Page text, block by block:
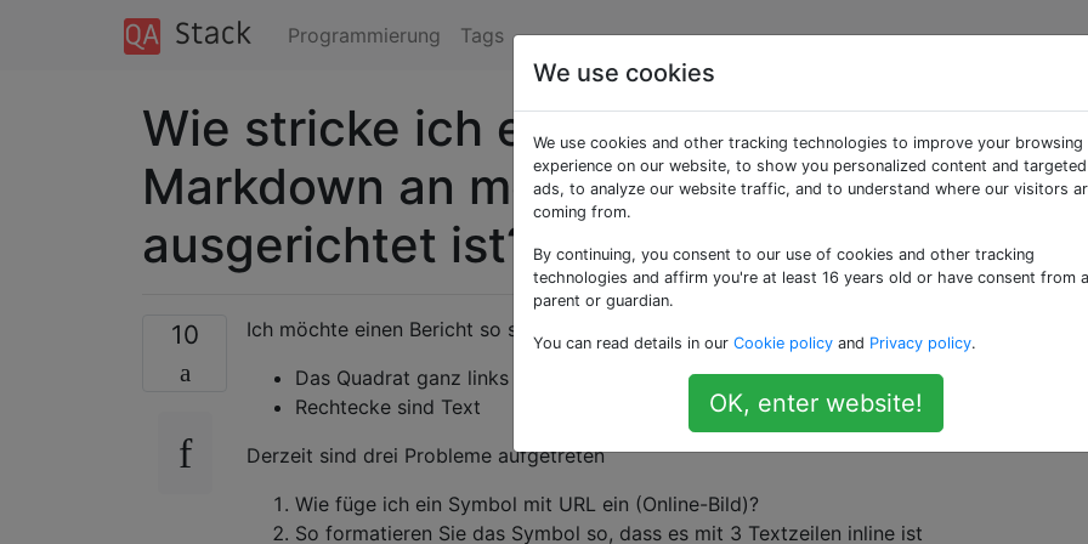
Programmierung Tags
Wie stricke ich ein Inline-Bild, das mit r-
Markdown an mehreren Textzeilen
ausgerichtet ist?
10
Ich möchte einen Bericht so stricken, dass der Header dem Bild unten ähnlich ist.
Das Quadrat ganz links ist ein Symbol
Rechtecke sind Text
Derzeit sind drei Probleme aufgetreten
Wie füge ich ein Symbol mit URL ein (Online-Bild)?
So formatieren Sie das Symbol so, dass es mit 3 Textzeilen inline ist
We use cookies
We use cookies and other tracking technologies to improve your browsing
experience on our website, to show you personalized content and targeted
ads, to analyze our website traffic, and to understand where our visitors
coming from.
By continuing, you consent to our use of cookies and other tracking
technologies and affirm you're at least 16 years old or have consent from a
parent or guardian.
You can read details in our Cookie policy and Privacy policy.
OK, enter website!